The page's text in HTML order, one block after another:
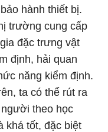
hành thiết bị.
trường cung cấp
đặc trưng vật
định, hải quan
năng kiểm định.
ta có thể rút ra
theo học
khá tốt, đặc biệt